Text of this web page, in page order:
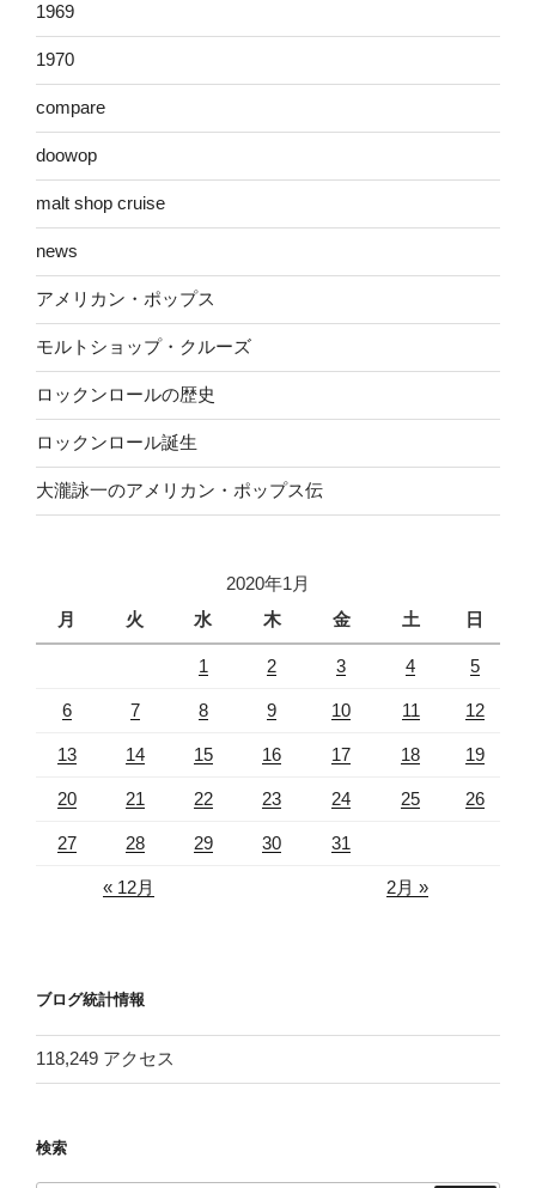
1969
1970
compare
doowop
malt shop cruise
news
アメリカン・ポップス
モルトショップ・クルーズ
ロックンロールの歴史
ロックンロール誕生
大瀧詠一のアメリカン・ポップス伝
2020年1月
月
火 水 木 金 土 日
1 2 3 4 5
6 7 8 9 10 11 12
13 14 15 16 17 18 19
20 21 22 23 24 25 26
27 28 29 30 31
« 12月 2月 »
ブログ統計情報
118,249 アクセス
検索